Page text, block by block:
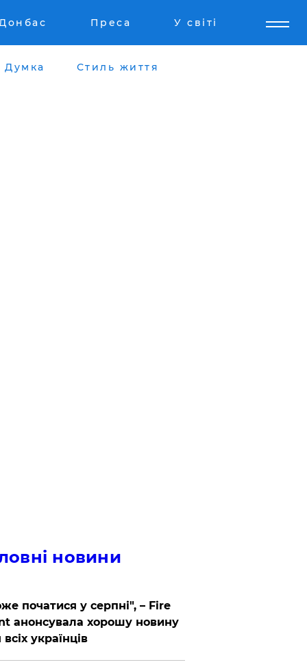
Преса У світі
Думка Стиль життя
новини
початися у серпні", – Fire
анонсувала хорошу новину
українців